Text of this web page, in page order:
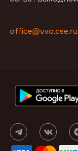
office@vvo.cse.ru